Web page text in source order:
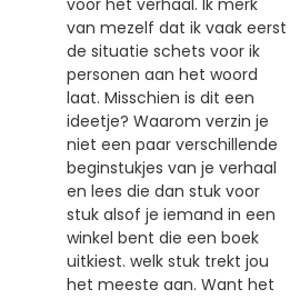
voor het verhaal. Ik merk
van mezelf dat ik vaak eerst
de situatie schets voor ik
personen aan het woord
laat. Misschien is dit een
ideetje? Waarom verzin je
niet een paar verschillende
beginstukjes van je verhaal
en lees die dan stuk voor
stuk alsof je iemand in een
winkel bent die een boek
uitkiest. welk stuk trekt jou
het meeste aan. Want het